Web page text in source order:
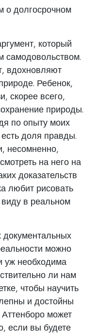
о долгосрочном
который
самодовольством.
вдохновляют
Ребенок,
скорее всего,
природы.
по опыту моих
доля правды.
несомненно,
на него на
доказательств
любит рисовать
в реальном
можно
уж необходима
ли нам
чтобы научить
и достойны
может
если вы будете